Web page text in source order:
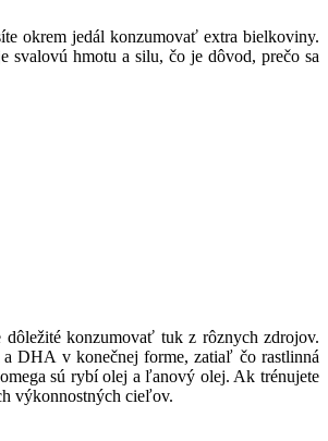
okrem jedál konzumovať extra bielkoviny.
svalovú hmotu a silu, čo je dôvod, prečo sa
konzumovať tuk z rôznych zdrojov.
DHA v konečnej forme, zatiaľ čo rastlinná
sú rybí olej a ľanový olej. Ak trénujete
výkonnostných cieľov.